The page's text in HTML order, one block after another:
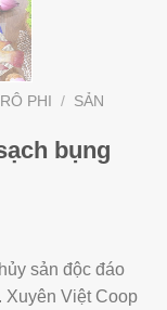
PHI / SẢN
bụng
sản độc đáo
Việt Coop